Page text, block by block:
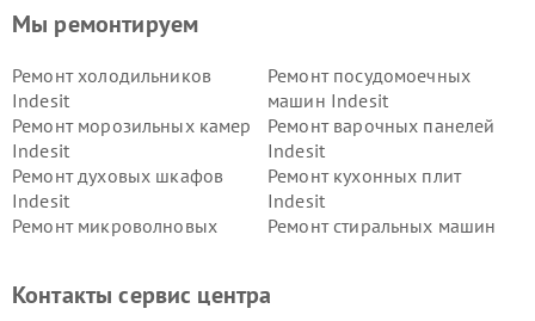
Мы ремонтируем
Ремонт холодильников
Indesit
Ремонт посудомоечных
машин Indesit
Ремонт морозильных камер
Indesit
Ремонт варочных панелей
Indesit
Ремонт духовых шкафов
Indesit
Ремонт кухонных плит
Indesit
Ремонт микроволновых
Ремонт стиральных машин
Indesit
Indesit
Контакты сервис центра